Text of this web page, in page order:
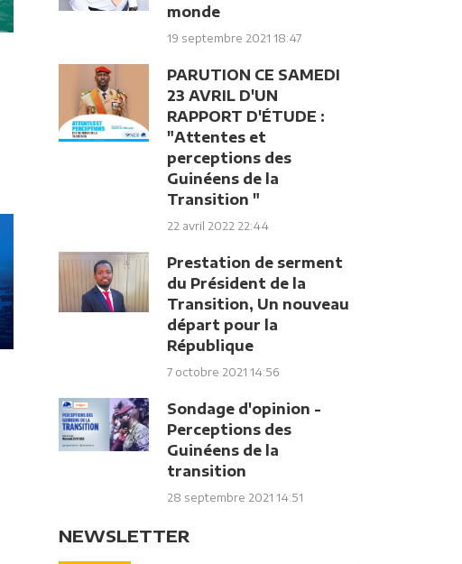
monde
19 septembre 2021 18:47
PARUTION CE SAMEDI
23 AVRIL D'UN
RAPPORT D'ÉTUDE :
"Attentes et
perceptions des
Guinéens de la
Transition "
22 avril 2022 22:44
Prestation de serment
du Président de la
Transition, Un nouveau
départ pour la
République
7 octobre 2021 14:56
Sondage d'opinion -
Perceptions des
Guinéens de la
transition
28 septembre 2021 14:51
NEWSLETTER